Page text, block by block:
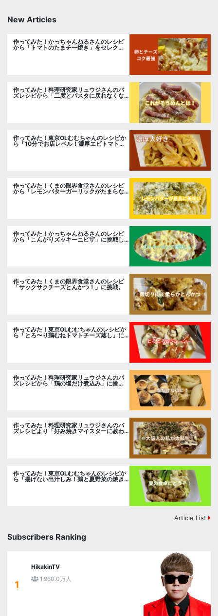
New Articles
作ってみた！かっちゃんねるさんのレシピ
から「トマトのたまチー焼き」をセレク
作ってみた！料理研究家リュウジさんのバ
ズレシピから「二度とパスタに戻れなくな
作ってみた！東京OLむむちゃんのレシピか
ら「10分でお店レベル！濃厚エビトマトク
リームパスタ」に挑戦
作ってみた！くまの限界食堂さんのレシピ
から「レモンバターガーリックがたまらな
作ってみた！かっちゃんねるさんのレシピ
から「こんがりズッキーニピザ」に挑戦し
作ってみた！くまの限界食堂さんのレシピ
「サックサクチーズとんかつ！」に挑戦。
作ってみた！東京OLむむちゃんのレシピか
ら「とろ〜り鶏むねトマトチーズ蒸し」に
作ってみた！料理研究家リュウジさんのバ
ズレシピから「鶏の塩だけ煮込み」に挑
戦。
作ってみた！料理研究家リュウジさんのバ
ズレシピより「好み焼きマイスターに教わ
作ってみた！東京OLむむちゃんのレシピか
ら「揚げない出汁しみ！鶏と夏野菜の焼き
Article List
Subscribers Ranking
1
HikakinTV
1,960.0万人